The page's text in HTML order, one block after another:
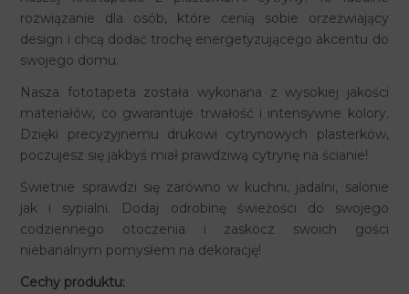
rozwiązanie dla osób, które cenią sobie orzeźwiający
design i chcą dodać trochę energetyzującego akcentu do
swojego domu.
Nasza fototapeta została wykonana z wysokiej jakości
materiałów, co gwarantuje trwałość i intensywne kolory.
Dzięki precyzyjnemu drukowi cytrynowych plasterków,
poczujesz się jakbyś miał prawdziwą cytrynę na ścianie!
Świetnie sprawdzi się zarówno w kuchni, jadalni, salonie
jak i sypialni. Dodaj odrobinę świeżości do swojego
codziennego otoczenia i zaskocz swoich gości
niebanalnym pomysłem na dekorację!
Cechy produktu: